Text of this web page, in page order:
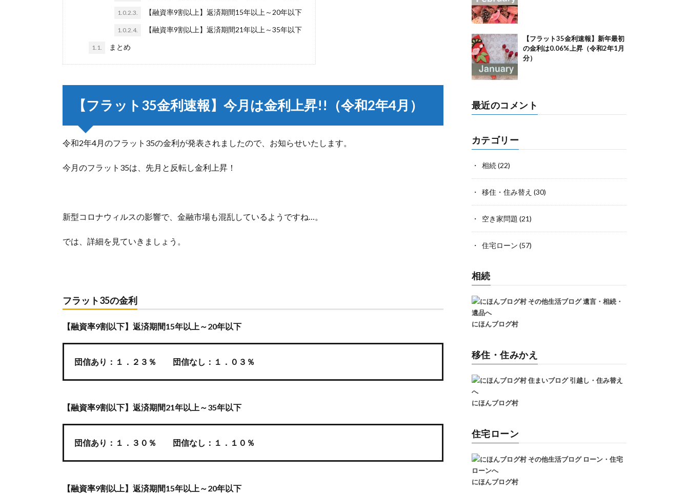
1.0.2.3. 【融資率9割以上】返済期間15年以上～20年以下
1.0.2.4. 【融資率9割以上】返済期間21年以上～35年以下
1.1. まとめ
【フラット35金利速報】今月は金利上昇!!（令和2年4月）
令和2年4月のフラット35の金利が発表されましたので、お知らせいたします。
今月のフラット35は、先月と反転し金利上昇！
新型コロナウィルスの影響で、金融市場も混乱しているようですね…。
では、詳細を見ていきましょう。
フラット35の金利
【融資率9割以下】返済期間15年以上～20年以下
団信あり：１．２３％ 団信なし：１．０３％
【融資率9割以下】返済期間21年以上～35年以下
団信あり：１．３０％ 団信なし：１．１０％
【融資率9割以上】返済期間15年以上～20年以下
【フラット35金利速報】新年最初
の金利は0.06%上昇（令和2年1月
分）
最近のコメント
カテゴリー
相続(22)
移住・住み替え (30)
空き家問題 (21)
住宅ローン (57)
相続
にほんブログ村
移住・住みかえ
にほんブログ村
住宅ローン
にほんブログ村